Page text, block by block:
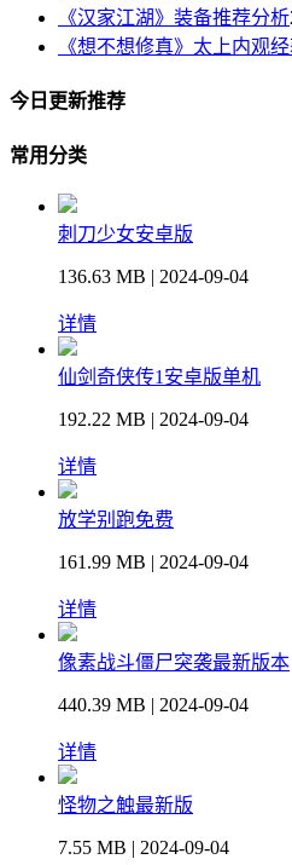
《汉家江湖》装备推荐分析
《想不想修真》太上内观
今日更新推荐
常用分类
刺刀少女安卓版
136.63 MB | 2024-09-04
详情
仙剑奇侠传1安卓版单机
192.22 MB | 2024-09-04
详情
放学别跑免费
161.99 MB | 2024-09-04
详情
像素战斗僵尸突袭最新版本
440.39 MB | 2024-09-04
详情
怪物之触最新版
7.55 MB | 2024-09-04